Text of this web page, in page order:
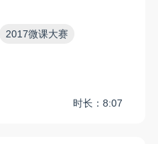
2017微课大赛
时长：8:07